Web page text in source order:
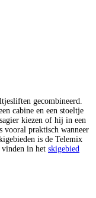
gecombineerd.
cabine en een stoeltje
kiezen of hij in een
vooral praktisch wanneer
is de Telemix
vinden in het skigebied